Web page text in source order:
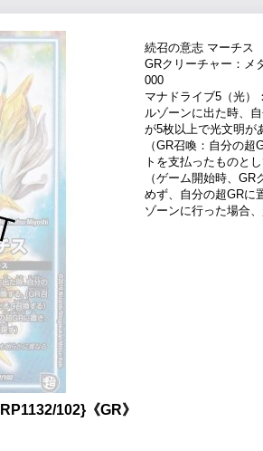
続召の意志 マーチ
GRクリーチャー：
000
マナドライブ5（光）
ルゾーンに出た時、
が5枚以上で光文明が
（GR召喚：自分の
トを支払ったものとし
（ゲーム開始時、
めず、自分の超GRに
ゾーンに行った場合
102}《GR》